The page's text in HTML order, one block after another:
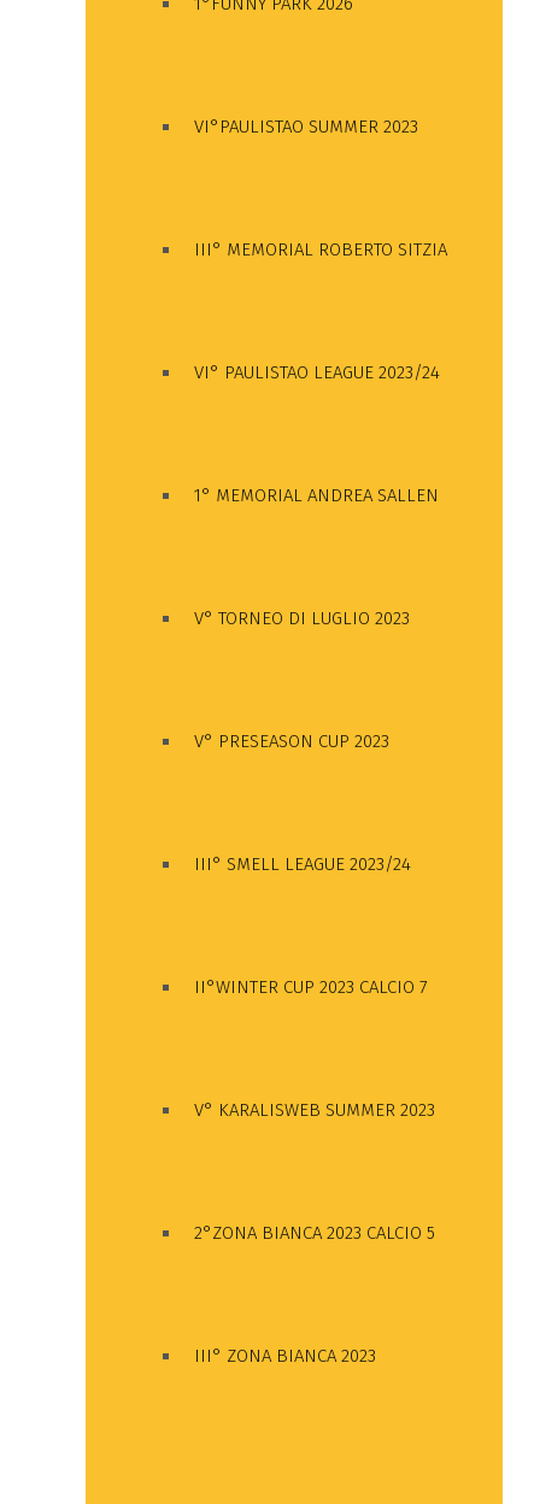
VI°PAULISTAO SUMMER 2023
III° MEMORIAL ROBERTO SITZIA
VI° PAULISTAO LEAGUE 2023/24
1° MEMORIAL ANDREA SALLEN
V° TORNEO DI LUGLIO 2023
V° PRESEASON CUP 2023
III° SMELL LEAGUE 2023/24
II°WINTER CUP 2023 CALCIO 7
V° KARALISWEB SUMMER 2023
2°ZONA BIANCA 2023 CALCIO 5
III° ZONA BIANCA 2023